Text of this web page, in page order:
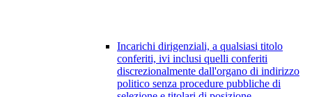
Incarichi dirigenziali, a qualsiasi titolo
conferiti, ivi inclusi quelli conferiti
discrezionalmente dall'organo di indirizzo
politico senza procedure pubbliche di